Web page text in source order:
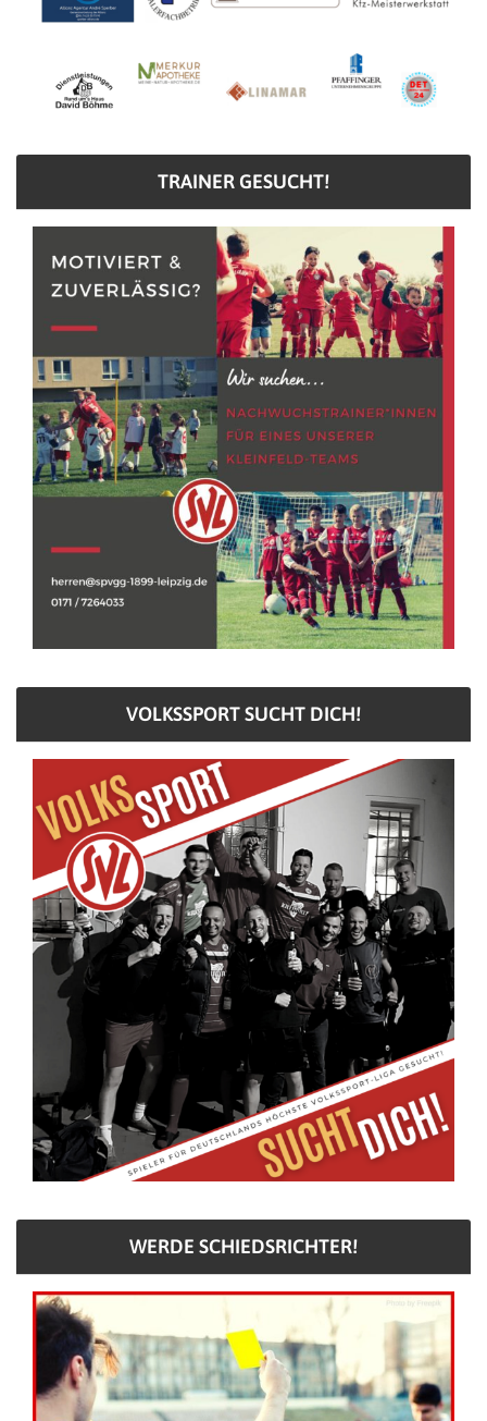
TRAINER GESUCHT!
VOLKSSPORT SUCHT DICH!
WERDE SCHIEDSRICHTER!